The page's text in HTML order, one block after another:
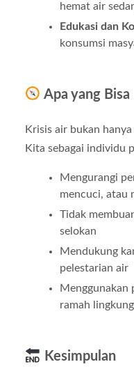
hemat air
Edukasi dan
konsumsi
Apa yang
Krisis air bukan
Kita sebagai individu
Mengurangi
mencuci, atau
Tidak
selokan
Mendukung
pelestarian air
Menggunakan
ramah
Kesimpulan